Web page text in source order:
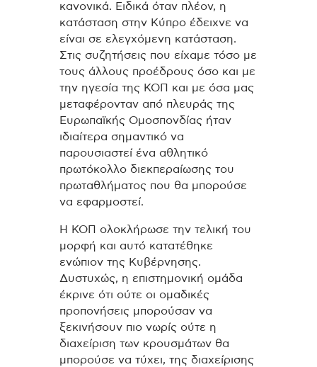
κανονικά. Ειδικά όταν πλέον, η
κατάσταση στην Κύπρο έδειχνε να
είναι σε ελεγχόμενη κατάσταση.
Στις συζητήσεις που είχαμε τόσο με
τους άλλους προέδρους όσο και με
την ηγεσία της ΚΟΠ και με όσα μας
μεταφέρονταν από πλευράς της
Ευρωπαϊκής Ομοσπονδίας ήταν
ιδιαίτερα σημαντικό να
παρουσιαστεί ένα αθλητικό
πρωτόκολλο διεκπεραίωσης του
πρωταθλήματος που θα μπορούσε
να εφαρμοστεί.
Η ΚΟΠ ολοκλήρωσε την τελική του
μορφή και αυτό κατατέθηκε
ενώπιον της Κυβέρνησης.
Δυστυχώς, η επιστημονική ομάδα
έκρινε ότι ούτε οι ομαδικές
προπονήσεις μπορούσαν να
ξεκινήσουν πιο νωρίς ούτε η
διαχείριση των κρουσμάτων θα
μπορούσε να τύχει, της διαχείρισης